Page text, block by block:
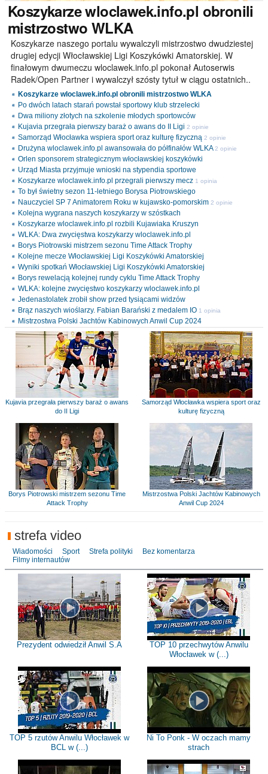
Koszykarzewloclawek.info.pl obronili
mistrzostwo WLKA
Koszykarze naszego portalu wywalczyli mistrzostwo dwudziestej
drugiej edycji Włocławskiej Ligi Koszykówki Amatorskiej. W
finałowym dwumeczu wloclawek.info.pl pokonał Autoserwis
Radek/Open Partner i wywalczył szósty tytuł w ciągu ostatnich..
Koszykarze wloclawek.info.pl obronili mistrzostwo WLKA
Po dwóch latach starań powstał sportowy klub strzelecki
Dwa miliony złotych na szkolenie młodych sportowców
Kujavia przegrała pierwszy baraż o awans do II Ligi 2 opinie
Samorząd Włocławka wspiera sport oraz kulturę fizyczną 2 opinie
Drużyna wloclawek.info.pl awansowała do półfinałów WLKA 2 opinie
Orlen sponsorem strategicznym włocławskiej koszykówki
Urząd Miasta przyjmuje wnioski na stypendia sportowe
Koszykarze wloclawek.info.pl przegrali pierwszy mecz 1 opinia
To był świetny sezon 11-letniego Borysa Piotrowskiego
Nauczyciel SP 7 Animatorem Roku w kujawsko-pomorskim 2 opinie
Kolejna wygrana naszych koszykarzy w szóstkach
Koszykarze wloclawek.info.pl rozbili Kujawiaka Kruszyn
WLKA: Dwa zwycięstwa koszykarzy wloclawek.info.pl
Borys Piotrowski mistrzem sezonu Time Attack Trophy
Kolejne mecze Włocławskiej Ligi Koszykówki Amatorskiej
Wyniki spotkań Włocławskiej Ligi Koszykówki Amatorskiej
Borys rewelacją kolejnej rundy cyklu Time Attack Trophy
WLKA: kolejne zwycięstwo koszykarzy wloclawek.info.pl
Jedenastolatek zrobił show przed tysiącami widzów
Brąz naszych wioślarzy. Fabian Barański z medalem IO 1 opinia
Mistrzostwa Polski Jachtów Kabinowych Anwil Cup 2024
Kujavia przegrała pierwszy baraż o awans
do II Ligi
Samorząd Włocławka wspiera sport oraz
kulturę fizyczną
Borys Piotrowski mistrzem sezonu Time
Attack Trophy
Mistrzostwa Polski Jachtów Kabinowych
Anwil Cup 2024
strefa video
Wiadomości Sport Strefa polityki
Bez komentarza
Filmy internautów
Prezydent odwiedził Anwil S.A
TOP 10 przechwytów Anwilu
Włocławek w (...)
TOP 5 rzutów Anwilu Włocławek w
BCL w (...)
Ni To Ponk - W oczach mamy
strach